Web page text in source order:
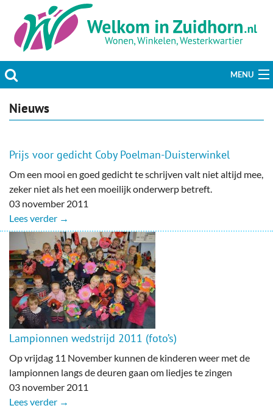
MENU
Actueel
Welzijn & Maatschappij
Bedrijven
Prikbord & Aanbiedingen
Plaats bericht
Nieuws
Prijs voor gedicht Coby Poelman-Duisterwinkel
Om een mooi en goed gedicht te schrijven valt niet altijd mee,
zeker niet als het een moeilijk onderwerp betreft.
03 november 2011
Lees verder →
Lampionnen wedstrijd 2011 (foto’s)
Op vrijdag 11 November kunnen de kinderen weer met de
lampionnen langs de deuren gaan om liedjes te zingen
03 november 2011
Lees verder →